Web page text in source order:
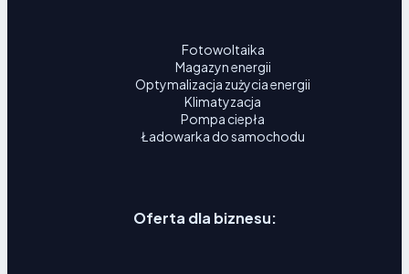
Fotowoltaika
Magazyn energii
Optymalizacja zużycia energii
Klimatyzacja
Pompa ciepła
Ładowarka do samochodu
Oferta dla biznesu: